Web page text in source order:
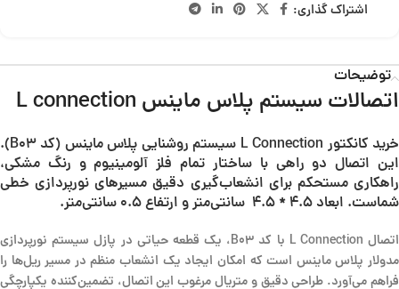
اشتراک گذاری:
توضیحات
اتصالات سیستم پلاس ماینس L connection
خرید کانکتور L Connection سیستم روشنایی پلاس ماینس (کد B03).
این اتصال دو راهی با ساختار تمام فلز آلومینیوم و رنگ مشکی،
راهکاری مستحکم برای انشعاب‌گیری دقیق مسیرهای نورپردازی خطی
شماست. ابعاد 4.5 * 4.5 سانتی‌متر و ارتفاع 0.5 سانتی‌متر.
اتصال L Connection با کد B03، یک قطعه حیاتی در پازل سیستم نورپردازی
مدولار پلاس ماینس است که امکان ایجاد یک انشعاب منظم در مسیر ریل‌ها را
فراهم می‌آورد. طراحی دقیق و متریال مرغوب این اتصال، تضمین‌کننده یکپارچگی